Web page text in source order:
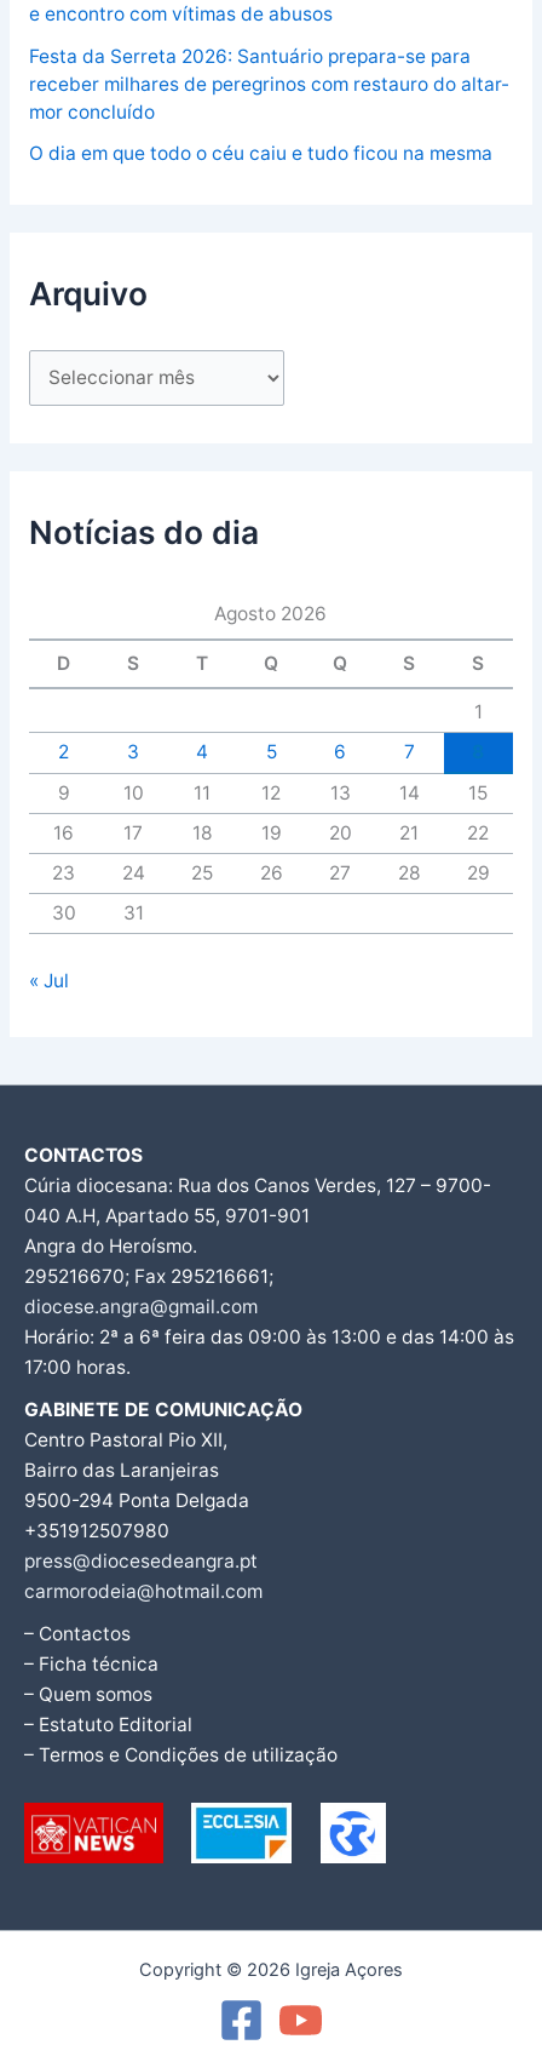
e encontro com vítimas de abusos
Festa da Serreta 2026: Santuário prepara-se para
receber milhares de peregrinos com restauro do altar-
mor concluído
O dia em que todo o céu caiu e tudo ficou na mesma
Arquivo
Notícias do dia
Agosto 2026
D S T Q Q S S
1
2
3 4 5 6 7
9
10 11 12 13 14
15
16
17 18 19 20 21
22
23
24 25 26 27 28
29
30
31
« Jul
CONTACTOS
Cúria diocesana: Rua dos Canos Verdes, 127 – 9700-
040 A.H, Apartado 55, 9701-901
Angra do Heroísmo.
295216670; Fax 295216661;
diocese.angra@gmail.com
Horário: 2ª a 6ª feira das 09:00 às 13:00 e das 14:00 às
17:00 horas.
GABINETE DE COMUNICAÇÃO
Centro Pastoral Pio XII,
Bairro das Laranjeiras
9500-294 Ponta Delgada
+351912507980
press@diocesedeangra.pt
carmorodeia@hotmail.com
– Contactos
– Ficha técnica
– Quem somos
– Estatuto Editorial
– Termos e Condições de utilização
Copyright © 2026 Igreja Açores